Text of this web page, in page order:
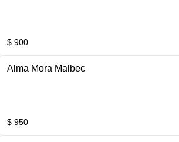
$ 900
Alma Mora Malbec
$ 950